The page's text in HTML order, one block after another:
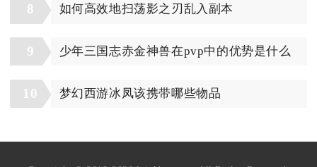
8 如何高效地扫荡影之刃乱入副本
9 少年三国志赤金神兽在pvp中的优势是什么
10 梦幻西游冰凤该携带哪些物品